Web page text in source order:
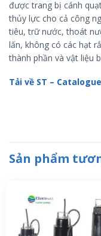
được trang bị cánh
thủy lực cho cả công
tiêu, trữ nước, thoát
lấn, không có các hạt
thành phần và vật liệu
Tải về ST – Catalogue
Sản phẩm